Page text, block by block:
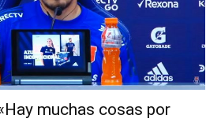
muchas cosas por